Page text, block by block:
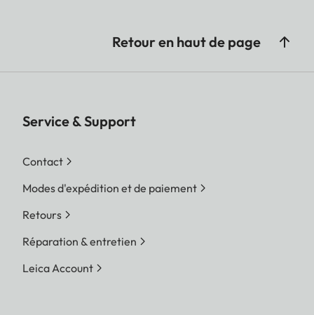
Retour en haut de page
Service & Support
Contact
Modes d'expédition et de paiement
Retours
Réparation & entretien
Leica Account